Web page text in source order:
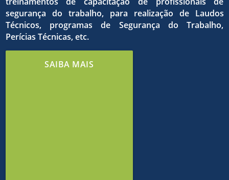
comuns
o
estrito
segurança do trabalho, para realização de Laudos
Técnicos, programas de Segurança do Trabalho,
Perícias Técnicas, etc.
SAIBA MAIS